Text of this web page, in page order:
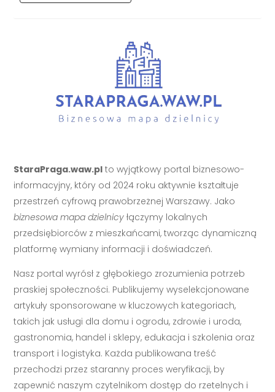
StaraPraga.waw.pl to wyjątkowy portal biznesowo-
informacyjny, który od 2024 roku aktywnie kształtuje
przestrzeń cyfrową prawobrzeżnej Warszawy. Jako
biznesowa mapa dzielnicy łączymy lokalnych
przedsiębiorców z mieszkańcami, tworząc dynamiczną
platformę wymiany informacji i doświadczeń.
Nasz portal wyrósł z głębokiego zrozumienia potrzeb
praskiej społeczności. Publikujemy wyselekcjonowane
artykuły sponsorowane w kluczowych kategoriach,
takich jak usługi dla domu i ogrodu, zdrowie i uroda,
gastronomia, handel i sklepy, edukacja i szkolenia oraz
transport i logistyka. Każda publikowana treść
przechodzi przez staranny proces weryfikacji, by
zapewnić naszym czytelnikom dostęp do rzetelnych i